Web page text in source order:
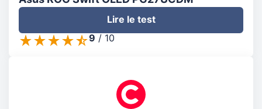
Lire le test
9 / 10